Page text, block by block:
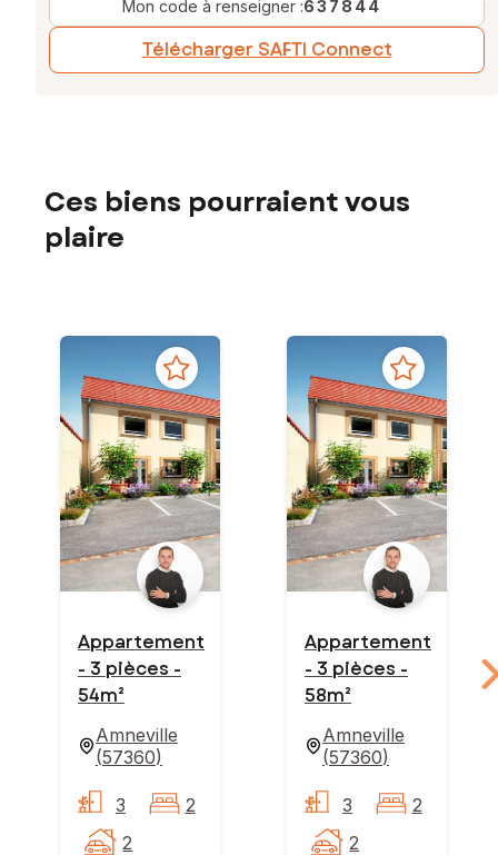
Mon code à renseigner :637844
Télécharger SAFTI Connect
Ces biens pourraient vous
plaire
Appartement
- 3 pièces -
54m²
Amneville
(57360)
3
2
2
Appartement
- 3 pièces -
58m²
Amneville
(57360)
3
2
2